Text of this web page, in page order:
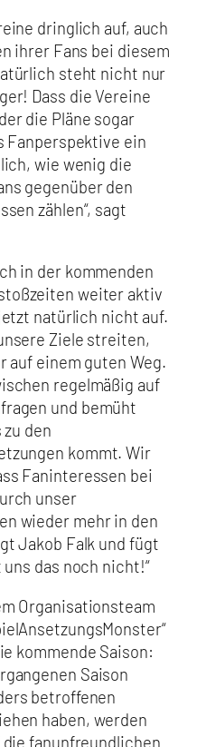
dringlich auf, auch
ihrer Fans bei diesem
steht nicht nur
Dass die Vereine
die Pläne sogar
Fanperspektive ein
wie wenig die
gegenüber den
zählen“, sagt
in der kommenden
weiter aktiv
natürlich nicht auf.
Ziele streiten,
auf einem guten Weg.
regelmäßig auf
und bemüht
den
kommt. Wir
Faninteressen bei
unser
wieder mehr in den
Jakob Falk und fügt
das noch nicht!“
Organisationsteam
kommende Saison:
Saison
betroffenen
haben, werden
fanunfreundlichen